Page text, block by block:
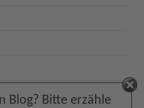
Blog? Bitte erzähle